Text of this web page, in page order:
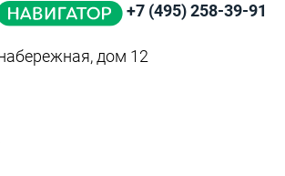
+7 (495) 258-39-91
дом 12